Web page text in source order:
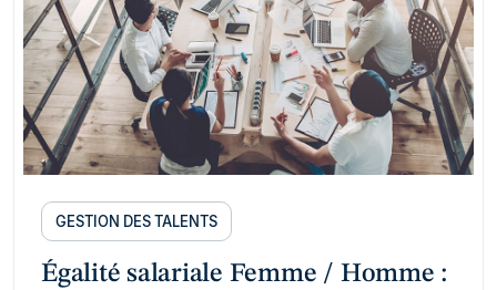
GESTION DES TALENTS
Égalité salariale Femme / Homme :